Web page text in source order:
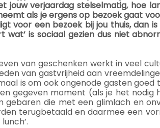
jouw verjaardag stelselmatig, hoe
als je ergens op bezoek gaat
voor een bezoek bij jou thuis, dan
wat’ is sociaal gezien dus niet
van geschenken werkt in veel
van gastvrijheid aan
is om ook ongenode gasten goed
gegeven moment (als je het nodig
gebaren die met een glimlach en
terugbetaald en daarmee een